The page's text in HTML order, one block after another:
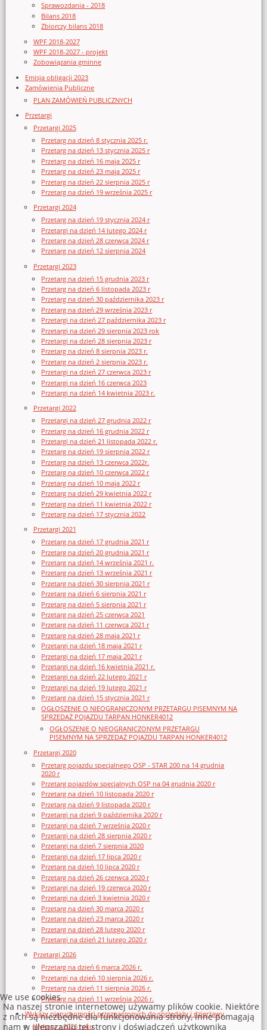
Sprawozdania - 2018
Bilans 2018
Zbiorczy bilans 2018
WPF 2018-2027
WPF 2018-2027 - projekt
Zobowiązania gminne
Emisja obligacji 2023
Zamówienia Publiczne
PLAN ZAMÓWIEŃ PUBLICZNYCH
Przetargi
Przetargi 2025
Przetarg na dzień 8 stycznia 2025 r.
Przetarg na dzień 13 stycznia 2025 r
Przetarg na dzień 16 maja 2025 r
Przetarg na dzień 23 maja 2025 r
Przetarg na dzień 22 sierpnia 2025 r
Przetarg na dzień 19 września 2025 r
Przetargi 2024
Przetarg na dzień 19 stycznia 2024 r
Przetargi na dzień 14 lutego 2024 r
Przetarg na dzień 28 czerwca 2024 r
Przetarg na dzień 12 sierpnia 2024
Przetargi 2023
Przetarg na dzień 15 grudnia 2023 r
Przetarg na dzień 6 listopada 2023 r
Przetarg na dzień 30 października 2023 r
Przetarg na dzień 29 września 2023 r
Przetargi na dzień 27 października 2023 r
Przetargi na dzień 29 sierpnia 2023 rok
Przetargi na dzień 28 sierpnia 2023 r
Przetarg na dzień 8 sierpnia 2023 r.
Przetarg na dzień 2 sierpnia 2023 r.
Przetargi na dzień 27 czerwca 2023 r
Przetargi na dzień 16 czerwca 2023
Przetargi na dzień 14 kwietnia 2023 r.
Przetargi 2022
Przetargi na dzień 27 grudnia 2022 r
Przetarg na dzień 16 grudnia 2022 r
Przetargi na dzień 21 listopada 2022 r.
Przetarg na dzień 19 sierpnia 2022 r
Przetarg na dzień 13 czerwca 2022r.
Przetarg na dzień 10 czerwca 2022 r
Przetarg na dzień 10 maja 2022 r
Przetarg na dzień 29 kwietnia 2022 r
Przetarg na dzień 11 kwietnia 2022 r
Przetarg na dzień 17 stycznia 2022
Przetargi 2021
Przetarg na dzień 17 grudnia 2021 r
Przetarg na dzień 20 grudnia 2021 r
Przetarg na dzień 14 września 2021 r.
Przetarg na dzień 13 września 2021 r
Przetarg na dzień 30 sierpnia 2021 r
Przetarg na dzień 6 sierpnia 2021 r
Przetarg na dzień 5 sierpnia 2021 r
Przetarg na dzień 25 czerwca 2021
Przetarg na dzień 11 czerwca 2021 r
Przetarg na dzień 28 maja 2021 r
Przetargi na dzień 18 maja 2021 r
Przetargi na dzień 17 maja 2021 r
Przetargi na dzień 16 kwietnia 2021 r.
Przetargi na dzień 22 lutego 2021 r
Przetargi na dzień 19 lutego 2021 r
Przetarg na dzień 15 stycznia 2021 r
OGŁOSZENIE O NIEOGRANICZONYM PRZETARGU PISEMNYM NA
SPRZEDAŻ POJAZDU TARPAN HONKER4012
OGŁOSZENIE O NIEOGRANICZONYM PRZETARGU
PISEMNYM NA SPRZEDAŻ POJAZDU TARPAN HONKER4012
Przetargi 2020
Przetarg pojazdu specjalnego OSP - STAR 200 na 14 grudnia
2020 r
Przetarg pojazdów specjalnych OSP na 04 grudnia 2020 r
Przetarg na dzień 10 listopada 2020 r
Przetarg na dzień 9 listopada 2020 r
Przetargi na dzień 9 października 2020 r
Przetargi na dzień 7 września 2020 r
Przetargi na dzień 28 sierpnia 2020 r
Przetargi na dzień 7 sierpnia 2020
Przetargi na dzień 17 lipca 2020 r
Przetarg na dzień 10 lipca 2020 r
Przetarg na dzień 26 czerwca 2020 r
Przetargi na dzień 19 czerwca 2020 r
Przetargi na dzień 3 kwietnia 2020 r
Przetarg na dzień 30 marca 2020 r
Przetarg na dzień 23 marca 2020 r
Przetarg na dzień 28 lutego 2020 r
Przetargi na dzień 21 lutego 2020 r
Przetargi 2026
Przetarg na dzień 6 marca 2026 r.
Przetargi na dzień 10 sierpnia 2026 r.
Przetarg na dzień 11 sierpnia 2026 r.
Przetarg na dzień 11 września 2026 r.
Wykazy nieruchomości przeznaczonych do sprzedaży i dzierżawy
Wykazy z 2026 roku
We use cookies
Na naszej stronie internetowej używamy plików cookie. Niektóre
z nich są niezbędne dla funkcjonowania strony, inne pomagają
nam w ulepszaniu tej strony i doświadczeń użytkownika